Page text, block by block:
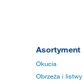
Asortyment
Okucia
Obrzeża i listwy